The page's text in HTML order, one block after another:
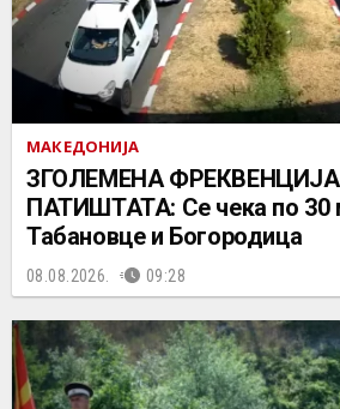
МАКЕДОНИЈА
ЗГОЛЕМЕНА
ПАТИШТАТА: Се чека по 30
Табановце и Богородица
08.08.2026. 09:28